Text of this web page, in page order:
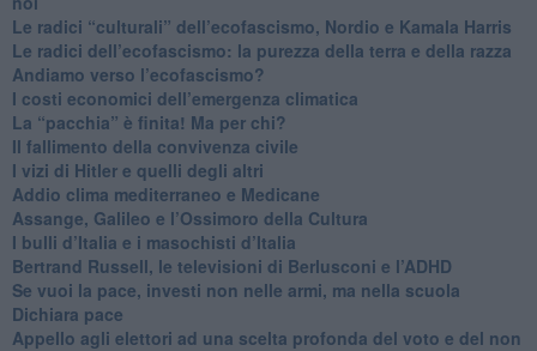
​Le radici “culturali” dell’ecofascismo, Nordio e Kamala Harris
Le radici dell’ecofascismo: la purezza della terra e della razza
Andiamo verso l’ecofascismo?
I costi economici dell’emergenza climatica
​La “pacchia” è finita! Ma per chi?
​Il fallimento della convivenza civile
​I vizi di Hitler e quelli degli altri
Addio clima mediterraneo e Medicane
​Assange, Galileo e l’Ossimoro della Cultura
​I bulli d’Italia e i masochisti d’Italia
​Bertrand Russell, le televisioni di Berlusconi e l’ADHD
​Se vuoi la pace, investi non nelle armi, ma nella scuola
​Dichiara pace
​Appello agli elettori ad una scelta profonda del voto e del non